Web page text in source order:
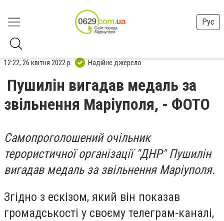
Рус
12:22, 26 квітня 2022 р. Надійне джерело
Пушилін вигадав медаль за
звільнення Маріуполя, - ФОТО
Самопроголошений очільник
терористичної організації "ДНР" Пушилін
вигадав медаль за звільнення Маріуполя.
Згідно з ескізом, який він показав
громадськості у своєму телеграм-каналі,